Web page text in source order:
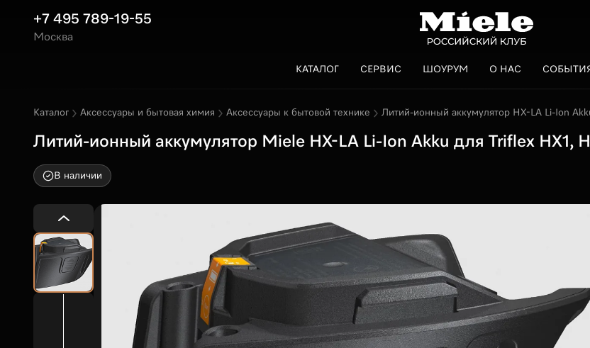
+7 495 789-19-55
Москва
КАТАЛОГ СЕРВИС ШОУРУМ О НАС
Каталог Аксессуары и бытовая химия Аксессуары к бытовой технике Литий-ионный аккумулятор HX-LA Li-Ion
Литий-ионный аккумулятор Miele HX-LA Li-Ion Akku для Triflex HX1,
В наличии